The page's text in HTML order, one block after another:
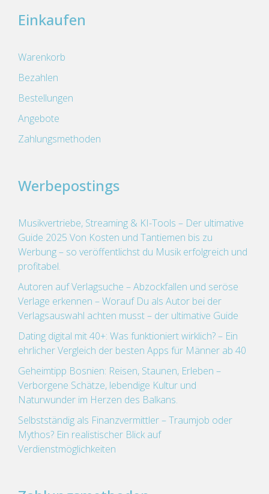
Einkaufen
Warenkorb
Bezahlen
Bestellungen
Angebote
Zahlungsmethoden
Werbepostings
Musikvertriebe, Streaming & KI-Tools – Der ultimative
Guide 2025 Von Kosten und Tantiemen bis zu
Werbung – so veröffentlichst du Musik erfolgreich und
profitabel.
Autoren auf Verlagsuche – Abzockfallen und seröse
Verlage erkennen – Worauf Du als Autor bei der
Verlagsauswahl achten musst – der ultimative Guide
Dating digital mit 40+: Was funktioniert wirklich? – Ein
ehrlicher Vergleich der besten Apps für Männer ab 40
Geheimtipp Bosnien: Reisen, Staunen, Erleben –
Verborgene Schätze, lebendige Kultur und
Naturwunder im Herzen des Balkans.
Selbstständig als Finanzvermittler – Traumjob oder
Mythos? Ein realistischer Blick auf
Verdienstmöglichkeiten